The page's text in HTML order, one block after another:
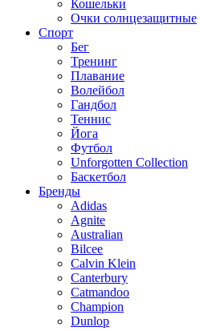
Кошельки
Очки солнцезащитные
Спорт
Бег
Тренинг
Плавание
Волейбол
Гандбол
Теннис
Йога
Футбол
Unforgotten Collection
Баскетбол
Бренды
Adidas
Agnite
Australian
Bilcee
Calvin Klein
Canterbury
Catmandoo
Champion
Dunlop